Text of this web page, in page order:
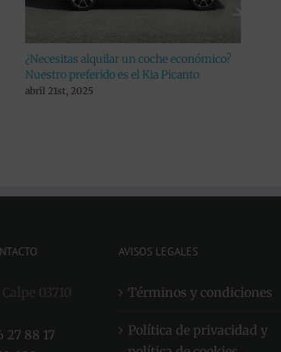
¿Necesitas alquilar un coche económico?
Nuestro preferido es el Kia Picanto
abril 21st, 2025
03710
27 88 17
AVISOS LEGALES
Términos y condiciones
Política de privacidad y